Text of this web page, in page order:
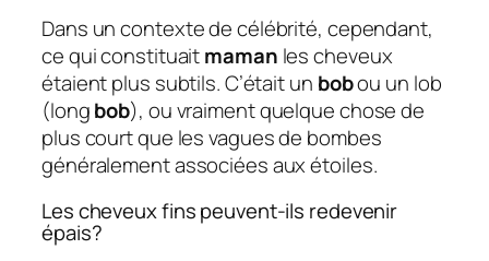
Dans un contexte de célébrité, cependant,
ce qui constituaitmaman les cheveux
étaient plus subtils. C’était un bobou un lob
(longbob), ou vraiment quelque chose de
plus court que les vagues de bombes
généralement associées aux étoiles.
Les cheveux fins peuvent-ils redevenir
épais?